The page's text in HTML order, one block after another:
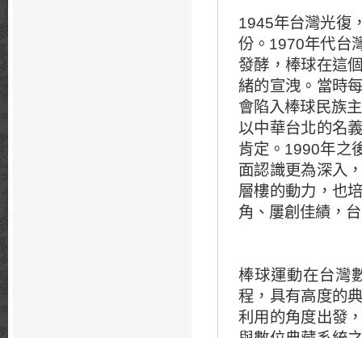
1945年台灣光復
份。1970年代台
發酵，棒球在這
緒的宣洩。當時
會陷入棒球民族
以中華台北的名
肯定。1990年之
面認識更為深入
層樓的動力，也
角、屢創佳績，
棒球運動在台灣
程，具有高度的
利用的角度出發